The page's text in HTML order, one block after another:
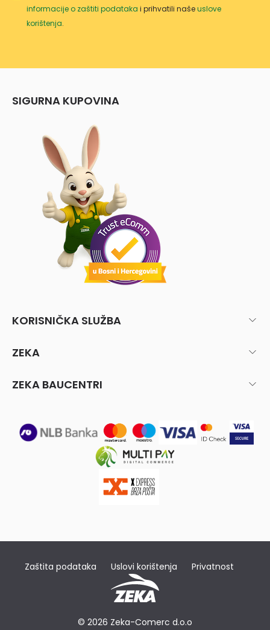
informacije o zaštiti podataka i prihvatili našeuslove
korištenja.
SIGURNA KUPOVINA
KORISNIČKA SLUŽBA
ZEKA
ZEKA BAUCENTRI
Zaštita podataka Uslovi korištenja Privatnost
© 2026 Zeka-Comerc d.o.o